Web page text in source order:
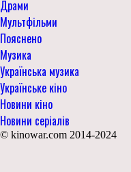
Драми
Мультфільми
Пояснено
Музика
Українська музика
Українське кіно
Новини кіно
Новини серіалів
© kinowar.com 2014-2024